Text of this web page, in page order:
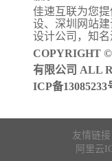
阿里云ICP备
案
佳速互联为您
设、 深圳网站建
设计公司 ，知名
COPYRIGHT ©
有限公司 ALL
ICP备13085233
友情链接
阿里云